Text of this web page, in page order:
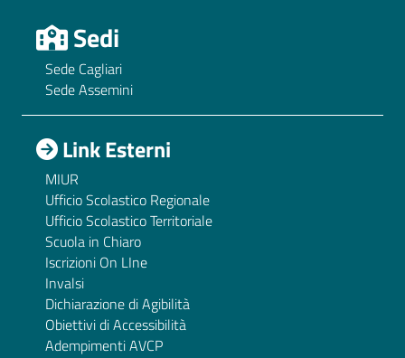
Sedi
Sede Cagliari
Sede Assemini
Link Esterni
MIUR
Ufficio Scolastico Regionale
Ufficio Scolastico Territoriale
Scuola in Chiaro
Iscrizioni On LIne
Invalsi
Dichiarazione di Agibilità
Obiettivi di Accessibilità
Adempimenti AVCP